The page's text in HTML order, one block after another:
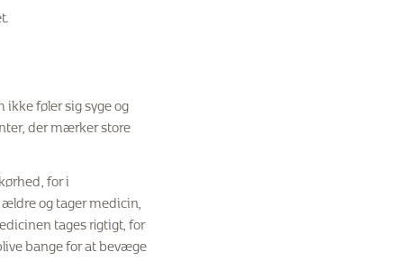
føler sig syge og
der mærker store
for i
og tager medicin,
tages rigtigt, for
bange for at bevæge